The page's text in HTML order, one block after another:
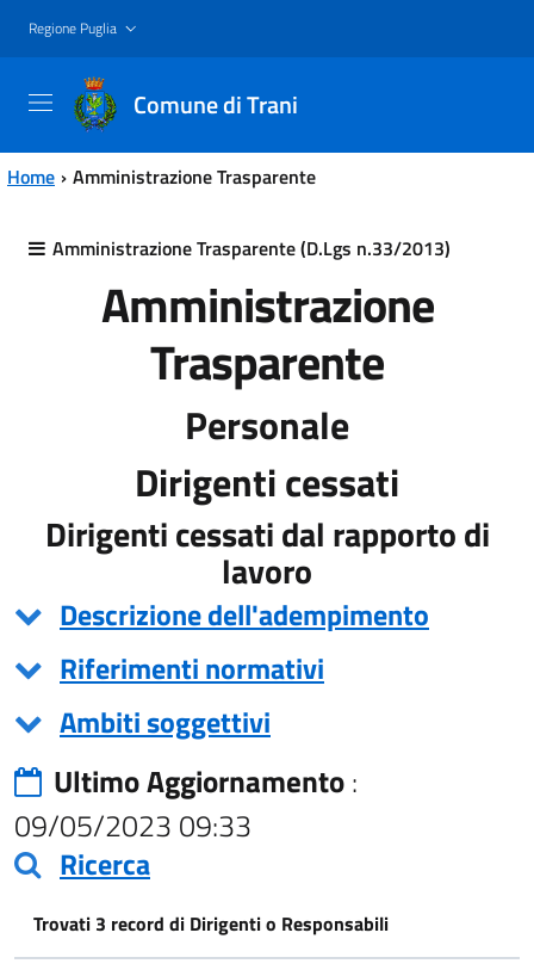
Vai al contenuto principale
Vai al menu principale
Regione Puglia
Comune di Trani
Home Amministrazione Trasparente
Amministrazione Trasparente (D.Lgs n.33/2013)
Amministrazione
Trasparente
Personale
Dirigenti cessati
Dirigenti cessati dal rapporto di
lavoro
Descrizione dell'adempimento
Riferimenti normativi
Ambiti soggettivi
Ultimo Aggiornamento:
09/05/2023 09:33
Ricerca
Trovati 3 record di Dirigenti o Responsabili